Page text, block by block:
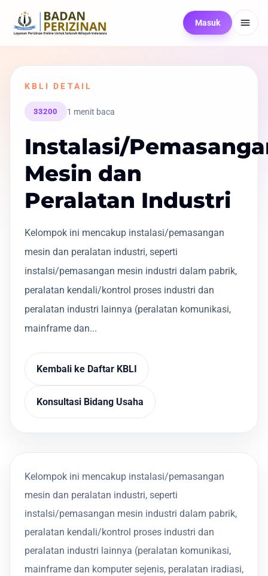
Masuk
KBLI DETAIL
33200 1 menit baca
Instalasi/
Mesin dan
Peralatan Industri
Kelompok ini mencakup instalasi/pemasangan
mesin dan peralatan industri, seperti
instalsi/pemasangan mesin industri dalam pabrik,
peralatan kendali/kontrol proses industri dan
peralatan industri lainnya (peralatan komunikasi,
mainframe dan...
Kembali ke Daftar KBLI
Konsultasi Bidang Usaha
Kelompok ini mencakup instalasi/pemasangan
mesin dan peralatan industri, seperti
instalsi/pemasangan mesin industri dalam pabrik,
peralatan kendali/kontrol proses industri dan
peralatan industri lainnya (peralatan komunikasi,
mainframe dan komputer sejenis, peralatan iradiasi,